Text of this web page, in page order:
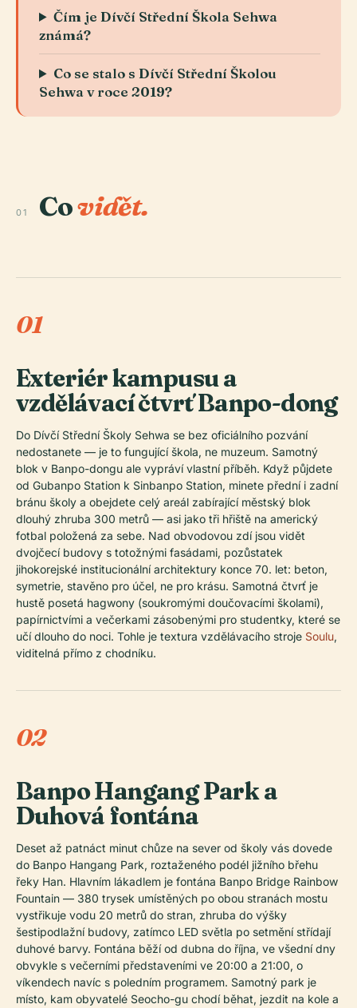
Čím je Dívčí Střední Škola Sehwa
známá?
Co se stalo s Dívčí Střední Školou
Sehwa v roce 2019?
01 Covidět.
01
Exteriér kampusu a
vzdělávací čtvrť Banpo-dong
Do Dívčí Střední Školy Sehwa se bez oficiálního pozvání
nedostanete — je to fungující škola, ne muzeum. Samotný
blok v Banpo-dongu ale vypráví vlastní příběh. Když půjdete
od Gubanpo Station k Sinbanpo Station, minete přední i zadní
bránu školy a obejdete celý areál zabírající městský blok
dlouhý zhruba 300 metrů — asi jako tři hřiště na americký
fotbal položená za sebe. Nad obvodovou zdí jsou vidět
dvojčecí budovy s totožnými fasádami, pozůstatek
jihokorejské institucionální architektury konce 70. let: beton,
symetrie, stavěno pro účel, ne pro krásu. Samotná čtvrť je
hustě posetá hagwony (soukromými doučovacími školami),
papírnictvími a večerkami zásobenými pro studentky, které se
učí dlouho do noci. Tohle je textura vzdělávacího stroje Soulu,
viditelná přímo z chodníku.
02
Banpo Hangang Park a
Duhová fontána
Deset až patnáct minut chůze na sever od školy vás dovede
do Banpo Hangang Park, roztaženého podél jižního břehu
řeky Han. Hlavním lákadlem je fontána Banpo Bridge Rainbow
Fountain — 380 trysek umístěných po obou stranách mostu
vystřikuje vodu 20 metrů do stran, zhruba do výšky
šestipodlažní budovy, zatímco LED světla po setmění střídají
duhové barvy. Fontána běží od dubna do října, ve všední dny
obvykle s večerními představeními ve 20:00 a 21:00, o
víkendech navíc s poledním programem. Samotný park je
místo, kam obyvatelé Seocho-gu chodí běhat, jezdit na kole a